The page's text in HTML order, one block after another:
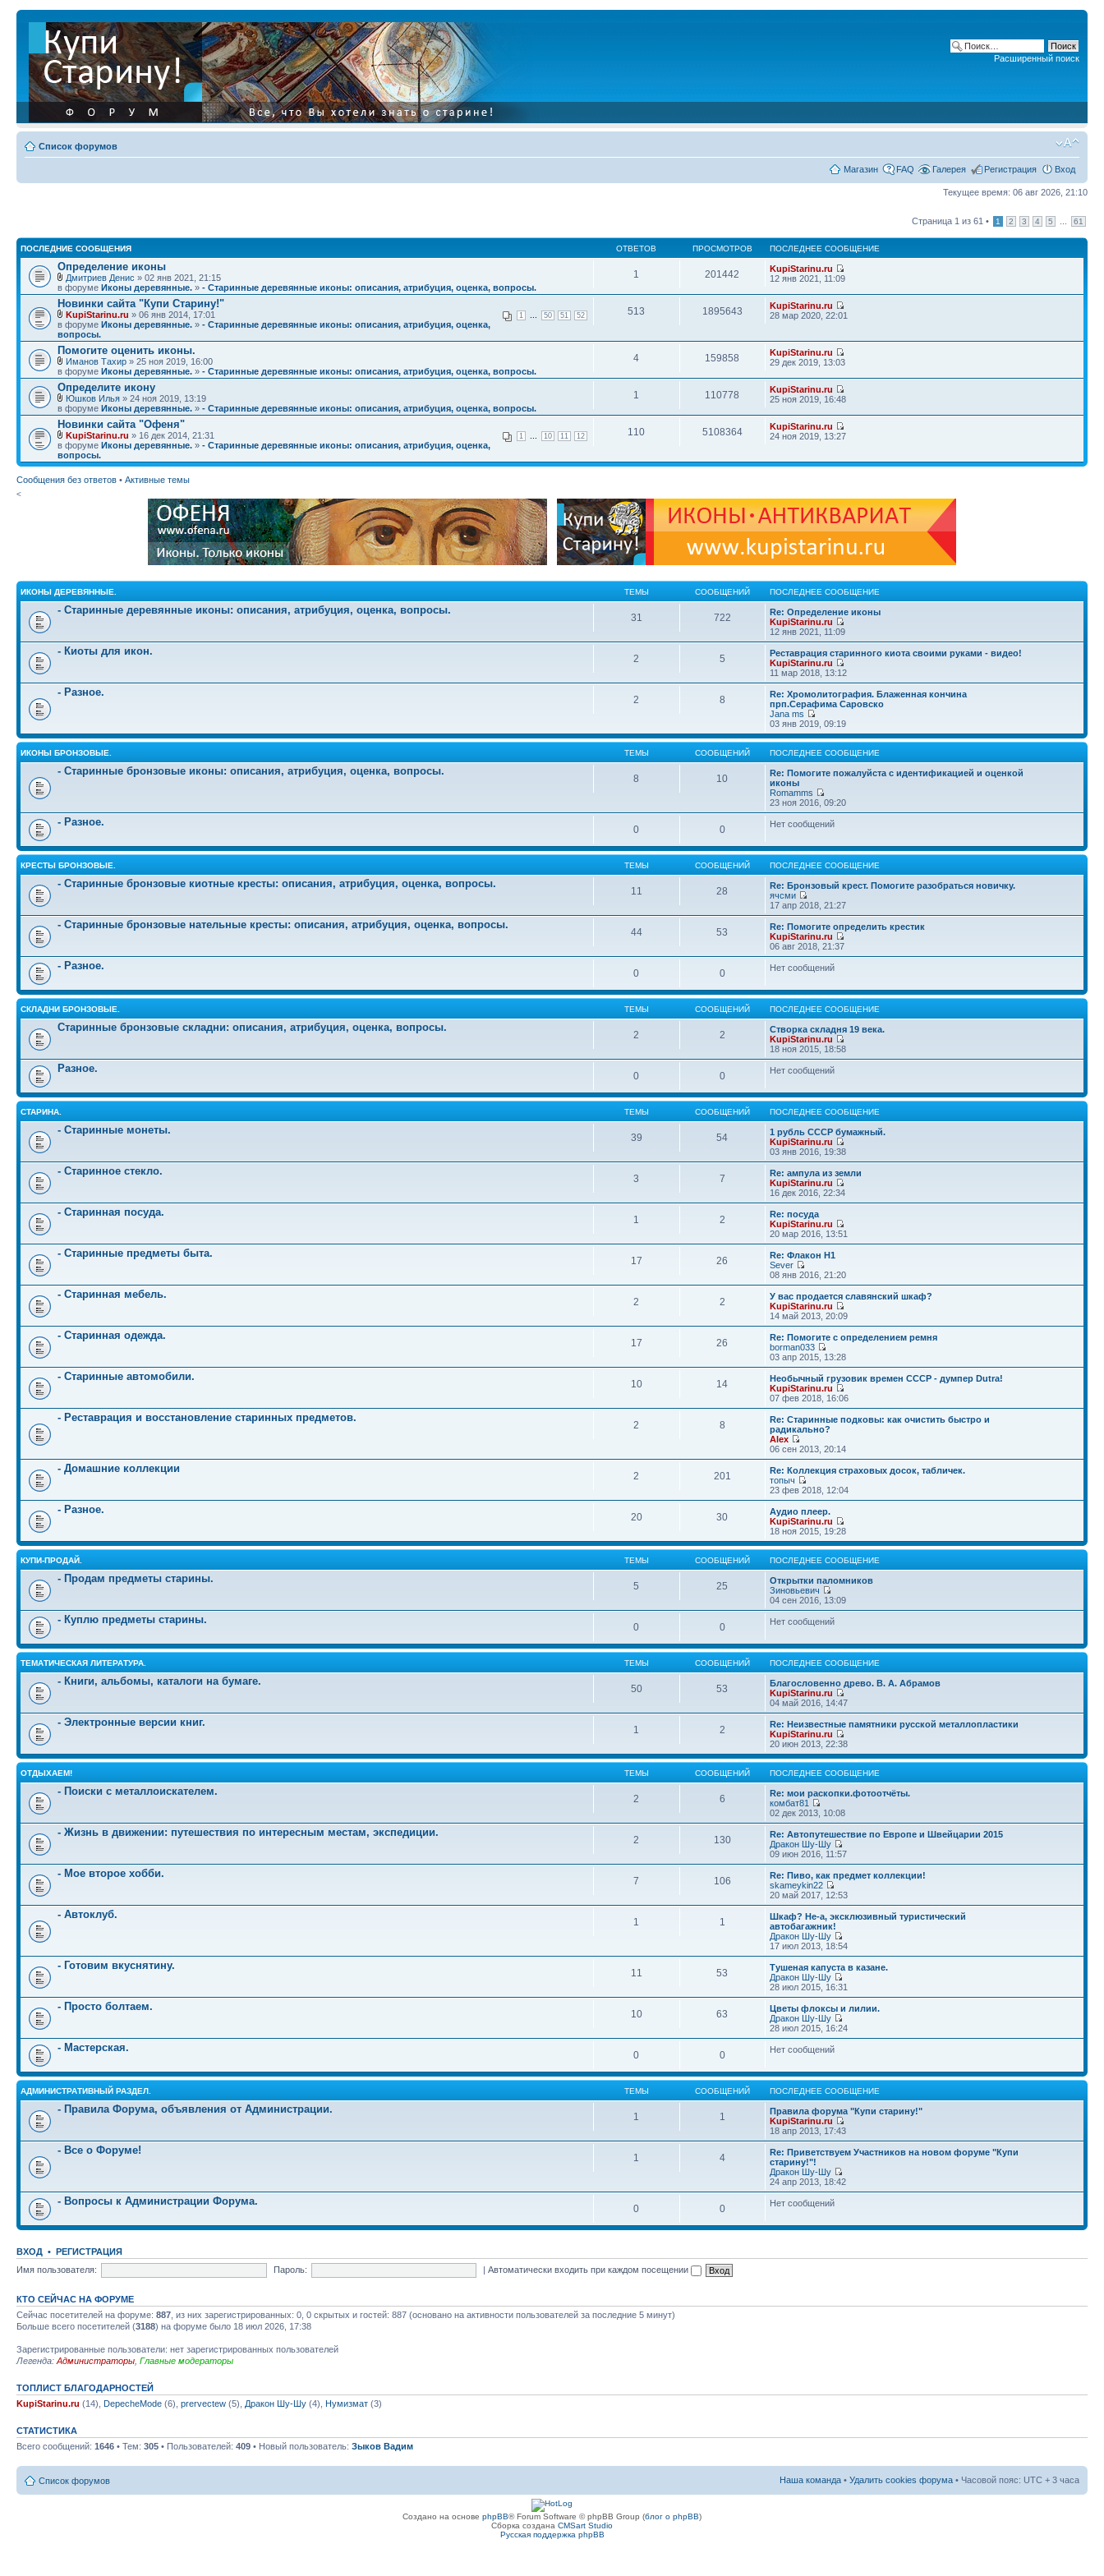
Расширенный поиск
Список форумов
Магазин FAQ Галерея Регистрация Вход
Текущее время: 06 авг 2026, 21:10
Страница 1 из 61 • 1 2 3 4 5 61
ПОСЛЕДНИЕ СООБЩЕНИЯ ОТВЕТОВ ПРОСМОТРОВ ПОСЛЕДНЕЕ СООБЩЕНИЕ
Определение иконы
Дмитриев Денис » 02 янв 2021, 21:15
в форуме Иконы деревянные. » - Старинные деревянные иконы: описания, атрибуция, оценка, вопросы.
1 201442
KupiStarinu.ru
12 янв 2021, 11:09
Новинки сайта "Купи Старину!"
1 50 51 52
KupiStarinu.ru » 06 янв 2014, 17:01
в форуме Иконы деревянные. » - Старинные деревянные иконы: описания, атрибуция, оценка,
вопросы.
513 1895643
KupiStarinu.ru
28 мар 2020, 22:01
Помогите оценить иконы.
Иманов Тахир » 25 ноя 2019, 16:00
в форуме Иконы деревянные. » - Старинные деревянные иконы: описания, атрибуция, оценка, вопросы.
4 159858
KupiStarinu.ru
29 дек 2019, 13:03
Определите икону
Юшков Илья » 24 ноя 2019, 13:19
в форуме Иконы деревянные. » - Старинные деревянные иконы: описания, атрибуция, оценка, вопросы.
1 110778
KupiStarinu.ru
25 ноя 2019, 16:48
Новинки сайта "Офеня"
1 10 11 12
KupiStarinu.ru » 16 дек 2014, 21:31
в форуме Иконы деревянные. » - Старинные деревянные иконы: описания, атрибуция, оценка,
вопросы.
110 5108364
KupiStarinu.ru
24 ноя 2019, 13:27
Сообщения без ответов • Активные темы
<
ИКОНЫ ДЕРЕВЯННЫЕ. ТЕМЫ СООБЩЕНИЙ ПОСЛЕДНЕЕ СООБЩЕНИЕ
- Старинные деревянные иконы: описания, атрибуция, оценка, вопросы.
31 722
Re: Определение иконы
KupiStarinu.ru
12 янв 2021, 11:09
- Киоты для икон.
2 5
Реставрация старинного киота своими руками - видео!
KupiStarinu.ru
11 мар 2018, 13:12
- Разное.
2 8
Re: Хромолитография. Блаженная кончина
прп.Серафима Саровско
Jana ms
03 янв 2019, 09:19
ИКОНЫ БРОНЗОВЫЕ. ТЕМЫ СООБЩЕНИЙ ПОСЛЕДНЕЕ СООБЩЕНИЕ
- Старинные бронзовые иконы: описания, атрибуция, оценка, вопросы.
8 10
Re: Помогите пожалуйста с идентификацией и оценкой
иконы
Romamms
23 ноя 2016, 09:20
- Разное.
0 0 Нет сообщений
КРЕСТЫ БРОНЗОВЫЕ. ТЕМЫ СООБЩЕНИЙ ПОСЛЕДНЕЕ СООБЩЕНИЕ
- Старинные бронзовые киотные кресты: описания, атрибуция, оценка, вопросы.
11 28
Re: Бронзовый крест. Помогите разобраться новичку.
ячсми
17 апр 2018, 21:27
- Старинные бронзовые нательные кресты: описания, атрибуция, оценка, вопросы.
44 53
Re: Помогите определить крестик
KupiStarinu.ru
06 авг 2018, 21:37
- Разное.
0 0 Нет сообщений
СКЛАДНИ БРОНЗОВЫЕ. ТЕМЫ СООБЩЕНИЙ ПОСЛЕДНЕЕ СООБЩЕНИЕ
Старинные бронзовые складни: описания, атрибуция, оценка, вопросы.
2 2
Створка складня 19 века.
KupiStarinu.ru
18 ноя 2015, 18:58
Разное.
0 0 Нет сообщений
СТАРИНА. ТЕМЫ СООБЩЕНИЙ ПОСЛЕДНЕЕ СООБЩЕНИЕ
- Старинные монеты.
39 54
1 рубль СССР бумажный.
KupiStarinu.ru
03 янв 2016, 19:38
- Старинное стекло.
3 7
Re: ампула из земли
KupiStarinu.ru
16 дек 2016, 22:34
- Старинная посуда.
1 2
Re: посуда
KupiStarinu.ru
20 мар 2016, 13:51
- Старинные предметы быта.
17 26
Re: Флакон Н1
Sever
08 янв 2016, 21:20
- Старинная мебель.
2 2
У вас продается славянский шкаф?
KupiStarinu.ru
14 май 2013, 20:09
- Старинная одежда.
17 26
Re: Помогите с определением ремня
borman033
03 апр 2015, 13:28
- Старинные автомобили.
10 14
Необычный грузовик времен СССР - думпер Dutra!
KupiStarinu.ru
07 фев 2018, 16:06
- Реставрация и восстановление старинных предметов.
2 8
Re: Старинные подковы: как очистить быстро и
радикально?
Alex
06 сен 2013, 20:14
- Домашние коллекции
2 201
Re: Коллекция страховых досок, табличек.
топыч
23 фев 2018, 12:04
- Разное.
20 30
Аудио плеер.
KupiStarinu.ru
18 ноя 2015, 19:28
КУПИ-ПРОДАЙ. ТЕМЫ СООБЩЕНИЙ ПОСЛЕДНЕЕ СООБЩЕНИЕ
- Продам предметы старины.
5 25
Открытки паломников
Зиновьевич
04 сен 2016, 13:09
- Куплю предметы старины.
0 0 Нет сообщений
ТЕМАТИЧЕСКАЯ ЛИТЕРАТУРА. ТЕМЫ СООБЩЕНИЙ ПОСЛЕДНЕЕ СООБЩЕНИЕ
- Книги, альбомы, каталоги на бумаге.
50 53
Благословенно древо. В. А. Абрамов
KupiStarinu.ru
04 май 2016, 14:47
- Электронные версии книг.
1 2
Re: Неизвестные памятники русской металлопластики
KupiStarinu.ru
20 июн 2013, 22:38
ОТДЫХАЕМ! ТЕМЫ СООБЩЕНИЙ ПОСЛЕДНЕЕ СООБЩЕНИЕ
- Поиски с металлоискателем.
2 6
Re: мои раскопки.фотоотчёты.
комбат81
02 дек 2013, 10:08
- Жизнь в движении: путешествия по интересным местам, экспедиции.
2 130
Re: Автопутешествие по Европе и Швейцарии 2015
Дракон Шу-Шу
09 июн 2016, 11:57
- Мое второе хобби.
7 106
Re: Пиво, как предмет коллекции!
skameykin22
20 май 2017, 12:53
- Автоклуб.
1 1
Шкаф? Не-а, эксклюзивный туристический
автобагажник!
Дракон Шу-Шу
17 июл 2013, 18:54
- Готовим вкуснятину.
11 53
Тушеная капуста в казане.
Дракон Шу-Шу
28 июл 2015, 16:31
- Просто болтаем.
10 63
Цветы флоксы и лилии.
Дракон Шу-Шу
28 июл 2015, 16:24
- Мастерская.
0 0 Нет сообщений
АДМИНИСТРАТИВНЫЙ РАЗДЕЛ. ТЕМЫ СООБЩЕНИЙ ПОСЛЕДНЕЕ СООБЩЕНИЕ
- Правила Форума, объявления от Администрации.
1 1
Правила форума "Купи старину!"
KupiStarinu.ru
18 апр 2013, 17:43
- Все о Форуме!
1 4
Re: Приветствуем Участников на новом форуме "Купи
старину!"!
Дракон Шу-Шу
24 апр 2013, 18:42
- Вопросы к Администрации Форума.
0 0 Нет сообщений
ВХОД • РЕГИСТРАЦИЯ
Имя пользователя:
Пароль: |Автоматически входить при каждом посещении
КТО СЕЙЧАС НА ФОРУМЕ
Сейчас посетителей на форуме: 887 , из них зарегистрированных: 0, 0 скрытых и гостей: 887 (основано на активности пользователей за последние 5 минут)
Больше всего посетителей (3188) на форуме было 18 июл 2026, 17:38
Зарегистрированные пользователи: нет зарегистрированных пользователей
Легенда: Администраторы Главные модераторы
ТОПЛИСТ БЛАГОДАРНОСТЕЙ
KupiStarinu.ru (14), DepecheMode (6), prervectew (5), Дракон Шу-Шу (4), Нумизмат (3)
СТАТИСТИКА
Всего сообщений: 1646 • Тем: 305 • Пользователей: 409 • Новый пользователь: Зыков Вадим
Список форумов Наша команда • Удалить cookies форума • Часовой пояс: UTC + 3 часа
Создано на основе phpBB® Forum Software © phpBB Group (блог о phpBB)
Сборка создана CMSart Studio
Русская поддержка phpBB